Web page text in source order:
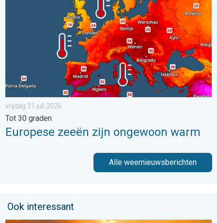
vrijdag 31 juli 2026
Tot 30 graden
Europese zeeën zijn ongewoon warm
Alle weernieuwsberichten
Ook interessant